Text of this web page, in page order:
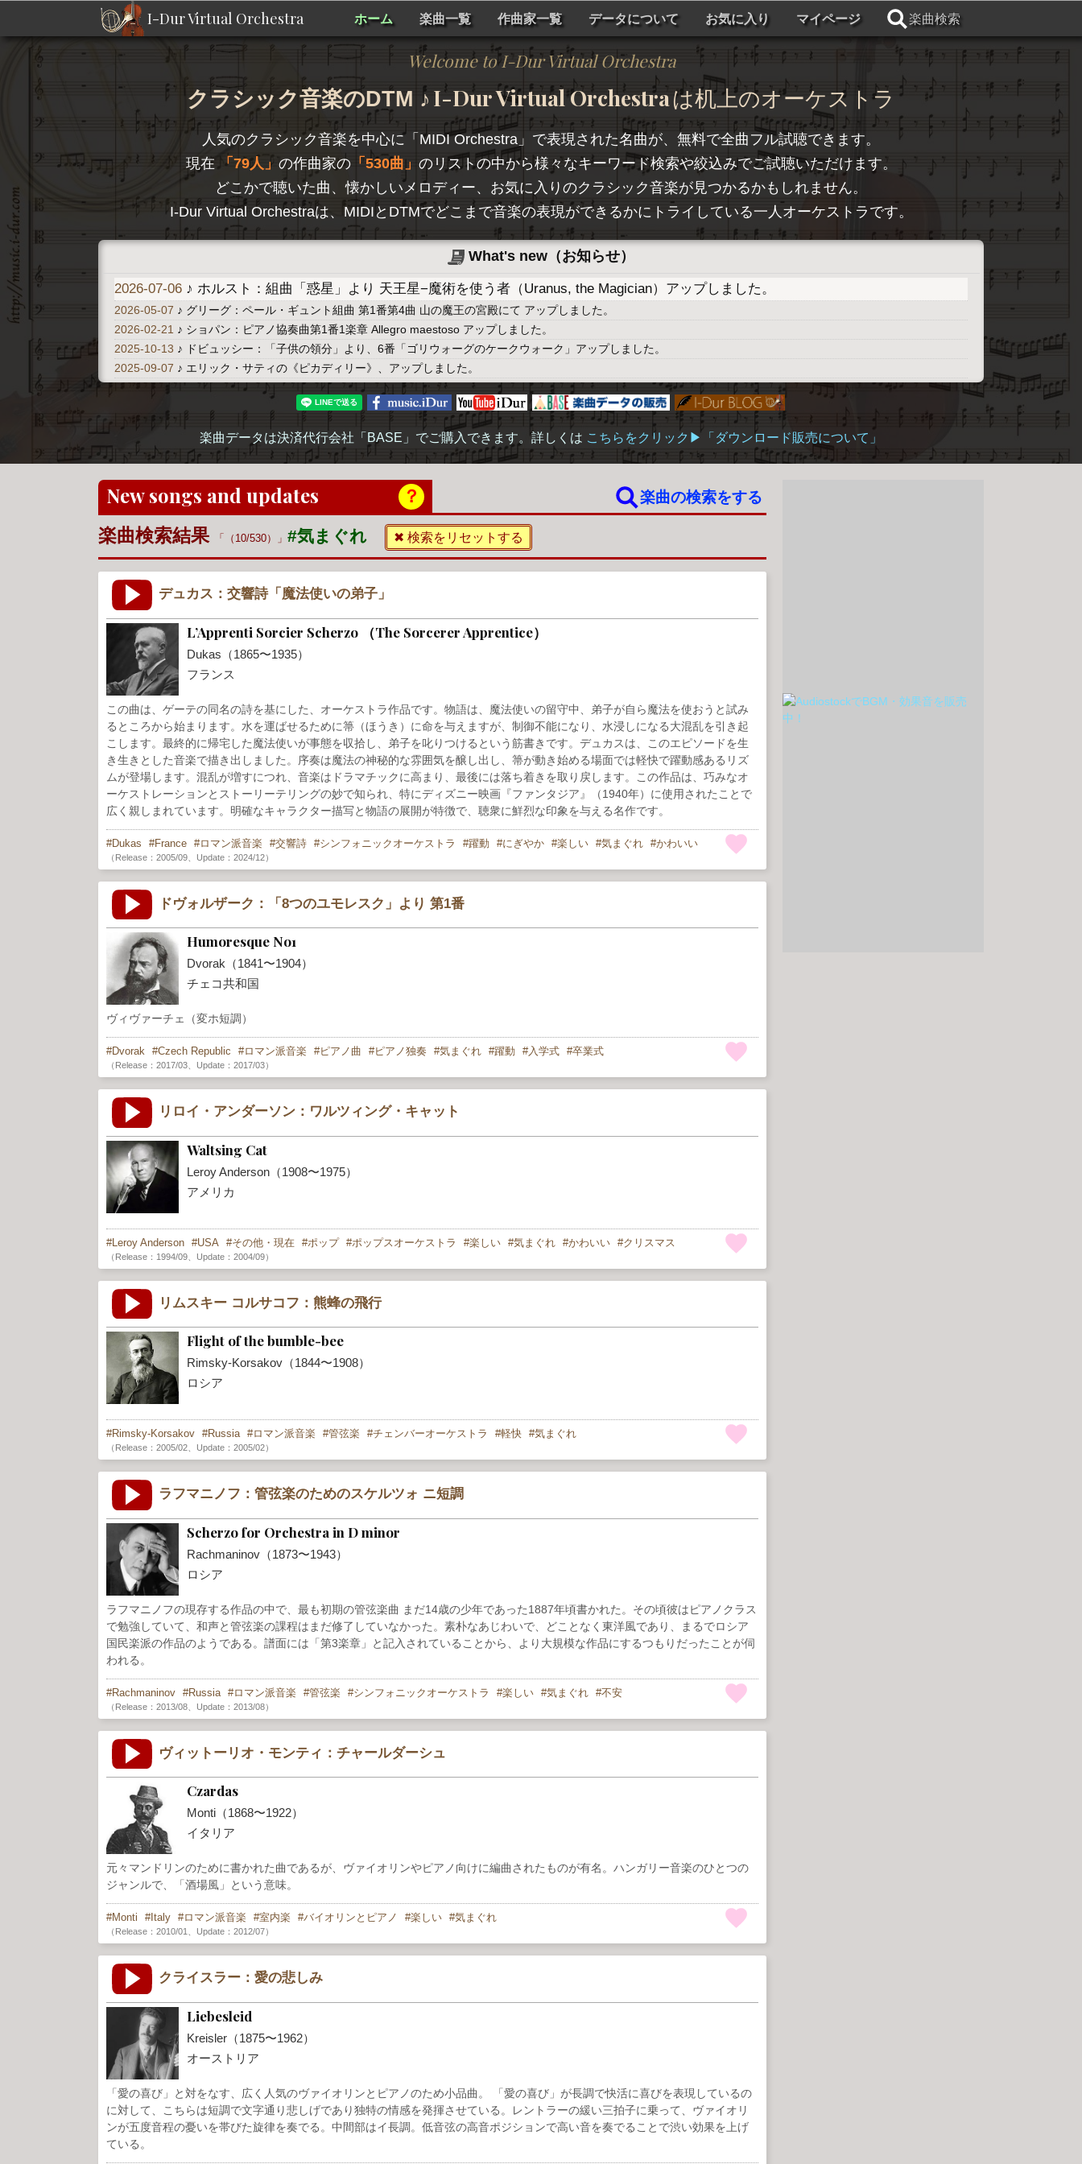
I-Dur Virtual Orchestra ホーム 楽曲一覧 作曲家一覧 データについて お気に入り マイページ 楽曲検索
Welcome to I-Dur Virtual Orchestra
クラシック音楽のDTM ♪ I-Dur Virtual Orchestraは机上のオーケストラ
人気のクラシック音楽を中心に「 MIDI Orchestra 」で表現された名曲が、無料で全曲フル試聴できます。
現在
79人 の作曲家の 530曲
のリストの中から様々なキーワード検索や絞込みでご試聴いただけます。
どこかで聴いた曲、懐かしいメロディー、お気に入りのクラシック音楽が見つかるかもしれません。
I-Dur Virtual Orchestraは、MIDIとDTMでどこまで音楽の表現ができるかにトライしている一人オーケストラです。
What's new（お知らせ）
2026-07-06 ♪ ホルスト：組曲「惑星」より 天王星−魔術を使う者（Uranus, the Magician）アップしました。
2026-05-07 ♪ グリーグ：ペール・ギュント組曲 第1番第4曲 山の魔王の宮殿にて アップしました。
2026-02-21 ♪ ショパン：ピアノ協奏曲第1番1楽章 Allegro maestoso アップしました。
2025-10-13 ♪ ドビュッシー：「子供の領分」より、6番「ゴリウォーグのケークウォーク」アップしました。
2025-09-07 ♪ エリック・サティの《ピカディリー》、アップしました。
楽曲データは決済代行会社「BASE」でご購入できます。詳しくは こちらをクリック▶︎「ダウンロード販売について」
New songs and updates ？ 楽曲の検索をする
楽曲検索結果 （10/530） #気まぐれ ✖ 検索をリセットする
デュカス：交響詩「魔法使いの弟子」
L’Apprenti Sorcier Scherzo （The Sorcerer Apprentice）
Dukas（1865〜1935）
フランス
この曲は、ゲーテの同名の詩を基にした、オーケストラ作品です。物語は、魔法使いの留守中、弟子が自ら魔法を使おうと試み
るところから始まります。水を運ばせるために箒（ほうき）に命を与えますが、制御不能になり、水浸しになる大混乱を引き起
こします。最終的に帰宅した魔法使いが事態を収拾し、弟子を叱りつけるという筋書きです。デュカスは、このエピソードを生
き生きとした音楽で描き出しました。序奏は魔法の神秘的な雰囲気を醸し出し、箒が動き始める場面では軽快で躍動感あるリズ
ムが登場します。混乱が増すにつれ、音楽はドラマチックに高まり、最後には落ち着きを取り戻します。この作品は、巧みなオ
ーケストレーションとストーリーテリングの妙で知られ、特にディズニー映画『ファンタジア』（1940年）に使用されたことで
広く親しまれています。明確なキャラクター描写と物語の展開が特徴で、聴衆に鮮烈な印象を与える名作です。
Dukas France ロマン派音楽 交響詩 シンフォニックオーケストラ 躍動 にぎやか 楽しい 気まぐれ かわいい
（Release：2005/09、Update：2024/12）
ドヴォルザーク：「8つのユモレスク」より 第1番
Humoresque No1
Dvorak（1841〜1904）
チェコ共和国
ヴィヴァーチェ（変ホ短調）
Dvorak Czech Republic ロマン派音楽 ピアノ曲 ピアノ独奏 気まぐれ 躍動 入学式 卒業式
（Release：2017/03、Update：2017/03）
リロイ・アンダーソン：ワルツィング・キャット
Waltsing Cat
Leroy Anderson（1908〜1975）
アメリカ
Leroy Anderson USA その他・現在 ポップ ポップスオーケストラ 楽しい 気まぐれ かわいい クリスマス
（Release：1994/09、Update：2004/09）
リムスキー コルサコフ：熊蜂の飛行
Flight of the bumble-bee
Rimsky-Korsakov（1844〜1908）
ロシア
Rimsky-Korsakov Russia ロマン派音楽 管弦楽 チェンバーオーケストラ 軽快 気まぐれ
（Release：2005/02、Update：2005/02）
ラフマニノフ：管弦楽のためのスケルツォ ニ短調
Scherzo for Orchestra in D minor
Rachmaninov（1873〜1943）
ロシア
ラフマニノフの現存する作品の中で、最も初期の管弦楽曲 まだ14歳の少年であった1887年頃書かれた。その頃彼はピアノクラス
で勉強していて、和声と管弦楽の課程はまだ修了していなかった。素朴なあじわいで、どことなく東洋風であり、まるでロシア
国民楽派の作品のようである。譜面には「第3楽章」と記入されていることから、より大規模な作品にするつもりだったことが伺
われる。
Rachmaninov Russia ロマン派音楽 管弦楽 シンフォニックオーケストラ 楽しい 気まぐれ 不安
（Release：2013/08、Update：2013/08）
ヴィットーリオ・モンティ：チャールダーシュ
Czardas
Monti（1868〜1922）
イタリア
元々マンドリンのために書かれた曲であるが、ヴァイオリンやピアノ向けに編曲されたものが有名。ハンガリー音楽のひとつの
ジャンルで、「酒場風」という意味。
Monti Italy ロマン派音楽 室内楽 バイオリンとピアノ 楽しい 気まぐれ
（Release：2010/01、Update：2012/07）
クライスラー：愛の悲しみ
Liebesleid
Kreisler（1875〜1962）
オーストリア
「愛の喜び」と対をなす、広く人気のヴァイオリンとピアノのため小品曲。 「愛の喜び」が長調で快活に喜びを表現しているの
に対して、こちらは短調で文字通り悲しげであり独特の情感を発揮させている。レントラーの緩い三拍子に乗って、ヴァイオリ
ンが五度音程の憂いを帯びた旋律を奏でる。中間部はイ長調。低音弦の高音ポジションで高い音を奏でることで渋い効果を上げ
ている。